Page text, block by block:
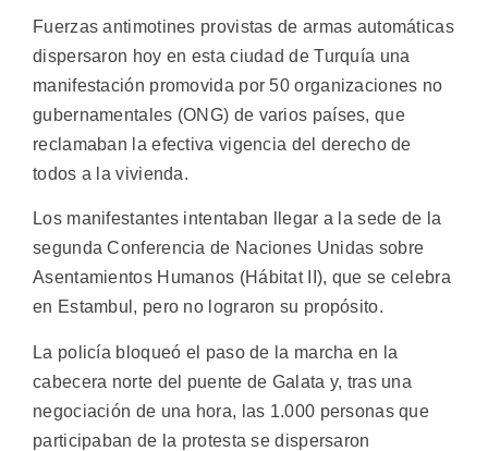
Fuerzas antimotines provistas de armas automáticas
dispersaron hoy en esta ciudad de Turquía una
manifestación promovida por 50 organizaciones no
gubernamentales (ONG) de varios países, que
reclamaban la efectiva vigencia del derecho de
todos a la vivienda.
Los manifestantes intentaban llegar a la sede de la
segunda Conferencia de Naciones Unidas sobre
Asentamientos Humanos (Hábitat II), que se celebra
en Estambul, pero no lograron su propósito.
La policía bloqueó el paso de la marcha en la
cabecera norte del puente de Galata y, tras una
negociación de una hora, las 1.000 personas que
participaban de la protesta se dispersaron